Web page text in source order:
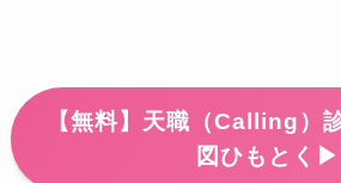
【無料】天職（Calling）
図ひもとく▶